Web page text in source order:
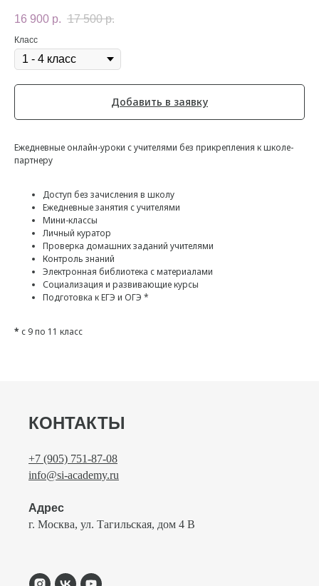
16 900 р. 17 500 р.
Класс
Добавить в заявку
Ежедневные онлайн-уроки с учителями без прикрепления к школе-
партнеру
Доступ без зачисления в школу
Ежедневные занятия с учителями
Мини-классы
Личный куратор
Проверка домашних заданий учителями
Контроль знаний
Электронная библиотека с материалами
Социализация и развивающие курсы
Подготовка к ЕГЭ и ОГЭ *
* с 9 по 11 класс
КОНТАКТЫ
+7 (905) 751-87-08
info@si-academy.ru
Адрес
г. Москва, ул. Тагильская, дом 4 В